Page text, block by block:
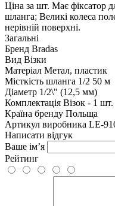
Ціна за шт. Має фіксатор
шланга; Великі колеса
нерівній поверхні.
Загальні
Бренд Bradas
Вид Візки
Матеріал Метал, пластик
Місткість шланга 1/2 50 м
Діаметр 1/2\" (12,5 мм)
Комплектація Візок - 1 шт.
Країна бренду Польща
Артикул виробника LE-
Написати відгук
Ваше ім’я
Рейтинг